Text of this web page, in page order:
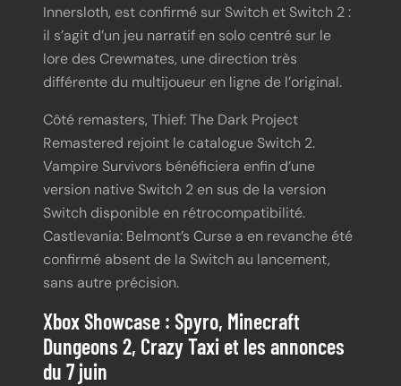
Innersloth, est confirmé sur Switch et Switch 2 :
il s’agit d’un jeu narratif en solo centré sur le
lore des Crewmates, une direction très
différente du multijoueur en ligne de l’original.
Côté remasters, Thief: The Dark Project
Remastered rejoint le catalogue Switch 2.
Vampire Survivors bénéficiera enfin d’une
version native Switch 2 en sus de la version
Switch disponible en rétrocompatibilité.
Castlevania: Belmont’s Curse a en revanche été
confirmé absent de la Switch au lancement,
sans autre précision.
Xbox Showcase : Spyro, Minecraft
Dungeons 2, Crazy Taxi et les annonces
du 7 juin